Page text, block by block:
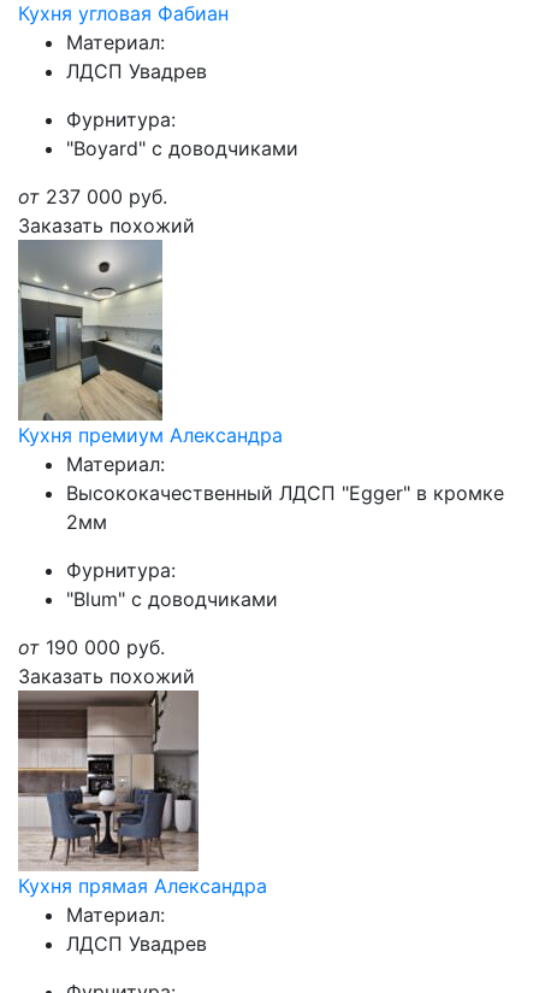
Кухня угловая Фабиан
Материал:
ЛДСП Увадрев
Фурнитура:
"Boyard" с доводчиками
от 237 000 руб.
Заказать похожий
Кухня премиум Александра
Материал:
Высококачественный ЛДСП "Egger" в кромке
2мм
Фурнитура:
"Blum" с доводчиками
от 190 000 руб.
Заказать похожий
Кухня прямая Александра
Материал:
ЛДСП Увадрев